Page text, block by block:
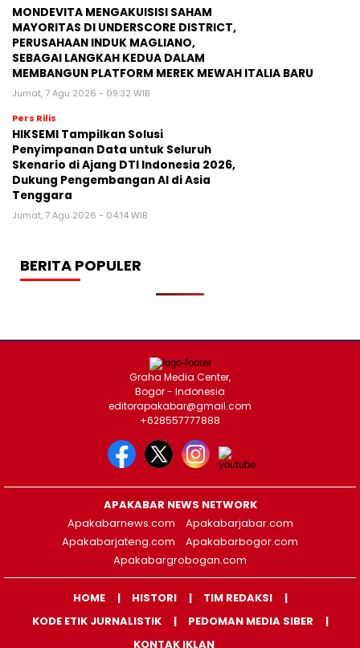
MONDEVITA MENGAKUISISI SAHAM
MAYORITAS DI UNDERSCORE DISTRICT,
PERUSAHAAN INDUK MAGLIANO,
SEBAGAI LANGKAH KEDUA DALAM
MEMBANGUN PLATFORM MEREK MEWAH ITALIA BARU
Jumat, 7 Agu 2026 - 09:32 WIB
Pers Rilis
HIKSEMI Tampilkan Solusi
Penyimpanan Data untuk Seluruh
Skenario di Ajang DTI Indonesia 2026,
Dukung Pengembangan AI di Asia
Tenggara
Jumat, 7 Agu 2026 - 04:14 WIB
BERITA POPULER
Graha Media Center,
Bogor - Indonesia
editorapakabar@gmail.com
+628557777888
APAKABAR NEWS NETWORK
Apakabarnews.com
Apakabarjabar.com
Apakabarjateng.com
Apakabarbogor.com
Apakabargrobogan.com
HOME HISTORI
TIM REDAKSI
KODE ETIK JURNALISTIK
PEDOMAN MEDIA SIBER
KONTAK IKLAN